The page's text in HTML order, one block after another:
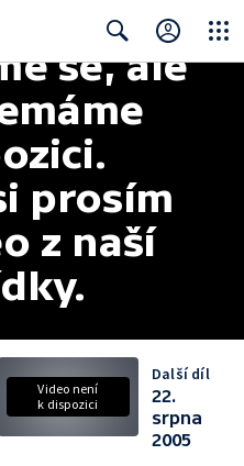
Search
se, ale
prosím
z naší
Video není
k dispozici
Další díl
22.
srpna
2005